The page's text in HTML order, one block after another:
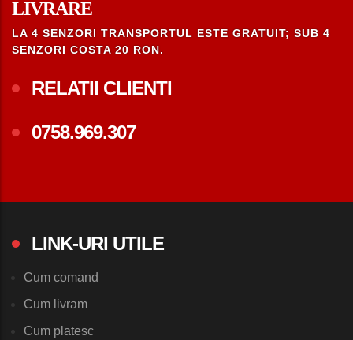
LIVRARE
LA 4 SENZORI TRANSPORTUL ESTE GRATUIT; SUB 4
SENZORI COSTA 20 RON.
RELATII CLIENTI
0758.969.307
LINK-URI UTILE
Cum comand
Cum livram
Cum platesc